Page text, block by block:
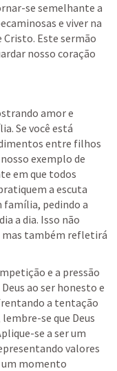
se semelhante a
e viver na
Este sermão
nosso coração
amor e
Se você está
entre filhos
exemplo de
em que todos
a escuta
família, pedindo a
a dia. Isso não
mas também refletirá
e a pressão
ao ser honesto e
a tentação
se que Deus
se a ser um
valores
um momento